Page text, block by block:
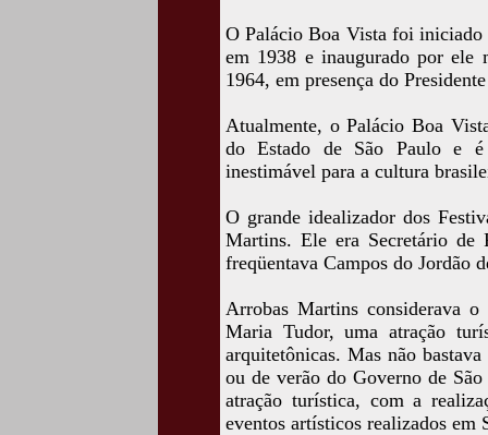
O Palácio Boa Vista foi
em 1938 e inaugurado por ele
1964, em presença do
Atualmente, o Palácio Boa
do Estado de São Paulo e
inestimável para a cultura
O grande idealizador dos
Martins. Ele era Secretário de
freqüentava Campos do Jordão
Arrobas Martins considerava
Maria Tudor, uma atração
arquitetônicas. Mas não
ou de verão do Governo de
atração turística, com a
eventos artísticos realizados em